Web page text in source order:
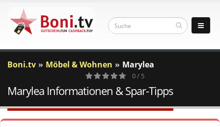
Boni.tv Möbel & Wohnen Marylea
0
Votes
0 / 5
Marylea Informationen & Spar-Tipps